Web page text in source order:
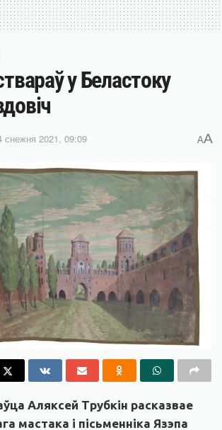
у Беластоку
снежня 2021, 09:09 AA
Аляксей Трубкін расказвае
мастака і пісьменніка Язэпа